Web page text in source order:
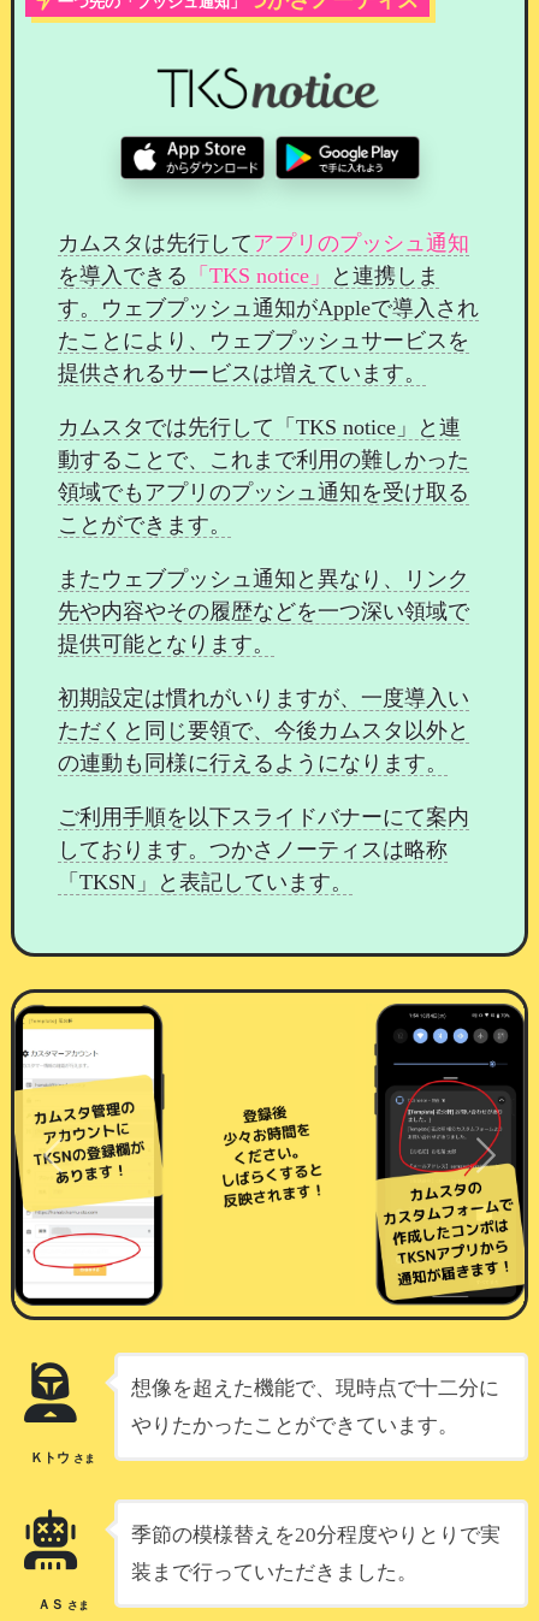
一般公開ページには表示されないため、会員様限
用いただけます。
口コミの投稿と編集について
会員様はスタッフ詳細画面より口コミを入力でき
ます。
口コミはご本人様であれば、24時間は編集可能
可能です。誤字脱字や、あわてて投稿してしまっ
た場合でも
カムスタは先行してアプリのプッシュ通知
を導入できる 「TKS notice」
と連携しま
す。ウェブプッシュ通知がAppleで導入され
たことにより、ウェブプッシュサービスを
提供されるサービスは増えています。
カムスタでは先行して「TKS notice」と連
動することで、これまで利用の難しかった
領域でもアプリのプッシュ通知を受け取る
ことができます。
またウェブプッシュ通知と異なり、リンク
先や内容やその履歴などを一つ深い領域で
提供可能となります。
初期設定は慣れがいりますが、一度導入い
ただくと同じ要領で、今後カムスタ以外と
の連動も同様に行えるようになります。
ご利用手順を以下スライドバナーにて案内
しております。つかさノーティスは略称
「TKSN」と表記しています。
Previous Next
Ｋトウ さま
想像を超えた機能で、現時点で十二分に
やりたかったことができています。
ＡＳ さま
季節の模様替えを20分程度やりとりで実
装まで行っていただきました。